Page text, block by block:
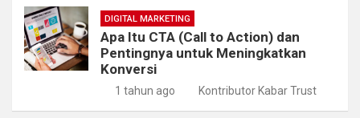
DIGITAL MARKETING
Apa Itu CTA (Call to Action) dan
Pentingnya untuk Meningkatkan
Konversi
1 tahun ago Kontributor Kabar Trust